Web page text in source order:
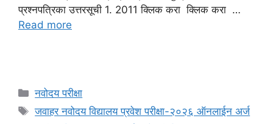
प्रश्नपत्रिका उत्तरसूची 1. 2011 क्लिक करा क्लिक करा …
Read more
Categories
नवोदय परीक्षा
Tags
जवाहर नवोदय विद्यालय प्रवेश परीक्षा-२०२६ ऑनलाईन अर्ज